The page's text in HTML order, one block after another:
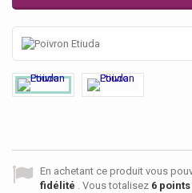
En achetant ce produit vous
fidélité
. Vous totalisez 6 points